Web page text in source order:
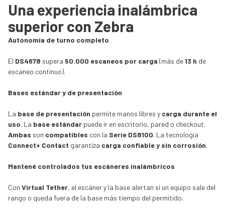
Una experiencia inalámbrica
superior con Zebra
Autonomía de turno completo
El DS4678 supera 50.000 escaneos por carga (más de13 h de
escaneo continuo).
Bases estándar y de presentación
La base de presentación permite manos libres y carga durante el
uso. La base estándar puede ir en escritorio, pared o checkout.
Ambas son compatibles con la Serie DS8100. La tecnología
Connect+ Contact garantiza carga confiable y sin corrosión.
Mantené controlados tus escáneres inalámbricos
Con Virtual Tether, el escáner y la base alertan si un equipo sale del
rango o queda fuera de la base más tiempo del permitido.